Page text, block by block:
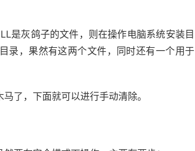
是灰鸽子的文件，则在操作电脑系统安装目
录，果然有这两个文件，同时还有一个用于
了，下面就可以进行手动清除。